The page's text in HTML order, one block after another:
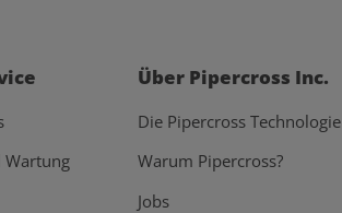
Wartung
Über Pipercross Inc.
Die Pipercross Technologie
Warum Pipercross?
Jobs